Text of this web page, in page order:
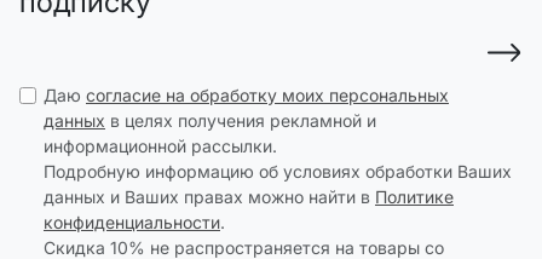
Даю согласие на обработку моих персональных
данных в целях получения рекламной и
информационной рассылки.
Подробную информацию об условиях обработки Ваших
данных и Ваших правах можно найти в Политике
конфиденциальности.
Скидка 10% не распространяется на товары со